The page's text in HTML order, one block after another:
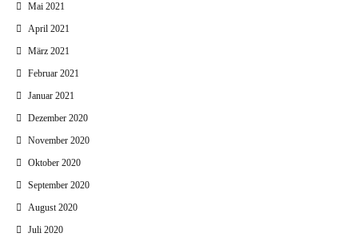
Mai 2021
April 2021
März 2021
Februar 2021
Januar 2021
Dezember 2020
November 2020
Oktober 2020
September 2020
August 2020
Juli 2020